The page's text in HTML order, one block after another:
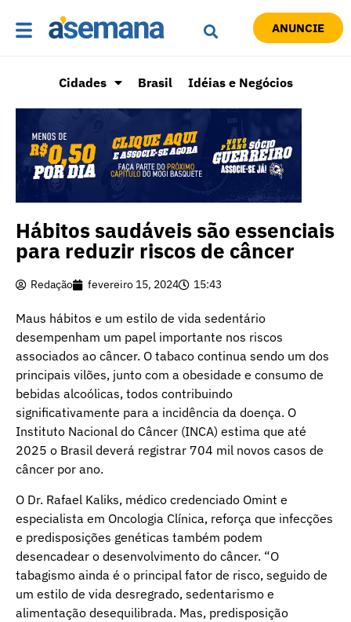
ANUNCIE
Cidades Brasil Idéias e Negócios
Hábitos saudáveis são essenciais
para reduzir riscos de câncer
Redação fevereiro 15, 2024 15:43
Maus hábitos e um estilo de vida sedentário
desempenham um papel importante nos riscos
associados ao câncer. O tabaco continua sendo um dos
principais vilões, junto com a obesidade e consumo de
bebidas alcoólicas, todos contribuindo
significativamente para a incidência da doença. O
Instituto Nacional do Câncer (INCA) estima que até
2025 o Brasil deverá registrar 704 mil novos casos de
câncer por ano.
O Dr. Rafael Kaliks, médico credenciado Omint e
especialista em Oncologia Clínica, reforça que infecções
e predisposições genéticas também podem
desencadear o desenvolvimento do câncer. “O
tabagismo ainda é o principal fator de risco, seguido de
um estilo de vida desregrado, sedentarismo e
alimentação desequilibrada. Mas, predisposição